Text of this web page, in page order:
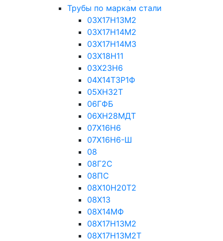
Трубы по маркам стали
03Х17Н13М2
03Х17Н14М2
03Х17Н14М3
03Х18Н11
03Х23Н6
04Х14Т3Р1Ф
05ХН32Т
06ГФБ
06ХН28МДТ
07Х16Н6
07Х16Н6-Ш
08
08Г2С
08ПС
08Х10Н20Т2
08Х13
08Х14МФ
08Х17Н13М2
08Х17Н13М2Т